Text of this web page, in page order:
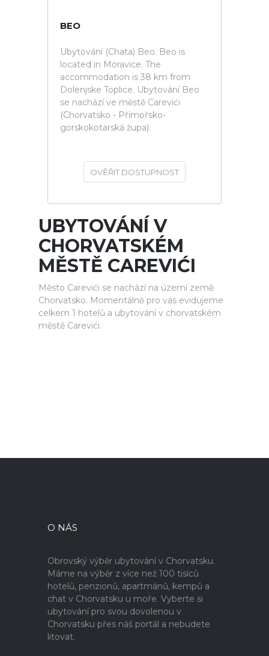
BEO
Ubytování (Chata) Beo. Beo is
located in Moravice. The
accommodation is 38 km from
Dolenjske Toplice. Ubytování Beo
se nachází ve městě Carevići
(Chorvatsko - Přímořsko-
gorskokotarská župa).
OVĚŘIT DOSTUPNOST
UBYTOVÁNÍ V
CHORVATSKÉM
MĚSTĚ CAREVIĆI
Město Carevići se nachází na území země
Chorvatsko. Momentálně pro vás evidujeme
celkem 1 hotelů a ubytování v chorvatském
městě Carevići.
O NÁS
Obrovský výběr ubytování v Chorvatsku.
Máme na výběr z více než 100 tisíců
hotelů, penzionů, apartmánů, kempů a
chat v Chorvatsku u moře. Vyberte si
ubytování pro svou dovolenou v
Chorvatsku přes náš portál a nebudete
litovat.